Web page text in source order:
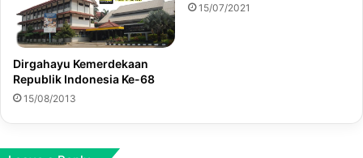
Dirgahayu Kemerdekaan
Republik Indonesia Ke-68
15/08/2013
15/07/2021